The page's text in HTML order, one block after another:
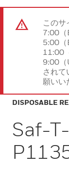
この
7:00（
5:00（
11:00
9:00（
されて
願いい
DISPOSABLE
Saf-